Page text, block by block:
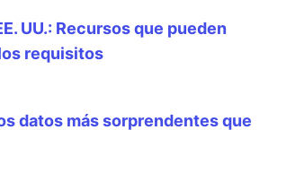
UU.: Recursos que pueden
requisitos
datos más sorprendentes que